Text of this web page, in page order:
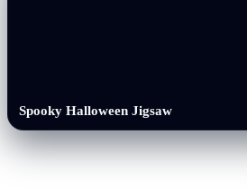
Spooky Halloween Jigsaw